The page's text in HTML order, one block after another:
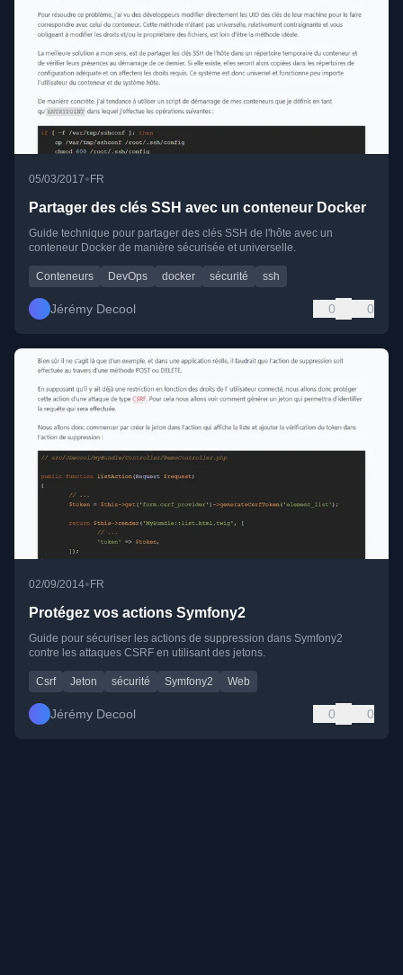
05/03/2017•FR
Partager des clés SSH avec un conteneur Docker
Guide technique pour partager des clés SSH de l'hôte avec un
conteneur Docker de manière sécurisée et universelle.
Conteneurs DevOps docker sécurité ssh
Jérémy Decool 0 0
02/09/2014• FR
Protégez vos actions Symfony2
Guide pour sécuriser les actions de suppression dans Symfony2
contre les attaques CSRF en utilisant des jetons.
Csrf Jeton sécurité Symfony2 Web
Jérémy Decool 0 0